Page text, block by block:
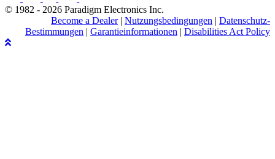
© 1982 - 2026 Paradigm Electronics Inc.
Become a Dealer| Nutzungsbedingungen | Datenschutz-
Bestimmungen | Garantieinformationen | Disabilities Act Policy